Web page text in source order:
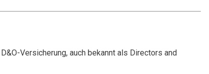
Versicherung, auch bekannt als Directors and